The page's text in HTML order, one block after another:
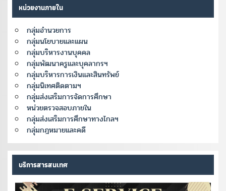
หน่วยงานภายใน
กลุ่มอำนวยการ
กลุ่มนโยบายและแผน
กลุ่มบริหารงานบุคคล
กลุ่มพัฒนาครูและบุคลากรฯ
กลุ่มบริหารการเงินและสินทรัพย์
กลุ่มนิเทศติดตามฯ
กลุ่มส่งเสริมการจัดการศึกษา
หน่วยตรวจสอบภายใน
กลุ่มส่งเสริมการศึกษาทางไกลฯ
กลุ่มกฎหมายและคดี
บริการสารสนเทศ